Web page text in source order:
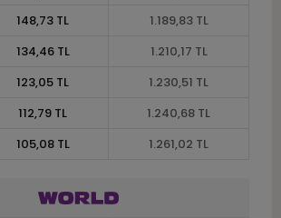
148,73 TL
1.189,83 TL
134,46 TL
1.210,17 TL
123,05 TL
1.230,51 TL
112,79 TL
1.240,68 TL
105,08 TL 1.261,02 TL